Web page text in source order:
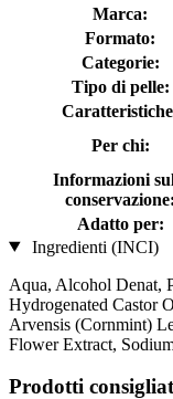
Marca:
Formato:
Categorie:
Tipo di pelle:
Per chi:
Informazioni
conservazione:
Adatto per:
Ingredienti (INCI)
Aqua, Alcohol Denat,
Hydrogenated Castor
Arvensis (Cornmint)
Flower Extract,
Prodotti